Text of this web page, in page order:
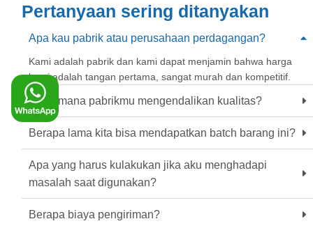
Pertanyaan sering ditanyakan
Apa kau pabrik atau perusahaan perdagangan?
Kami adalah pabrik dan kami dapat menjamin bahwa harga
kami adalah tangan pertama, sangat murah dan kompetitif.
Bagaimana pabrikmu mengendalikan kualitas?
Berapa lama kita bisa mendapatkan batch barang ini?
Apa yang harus kulakukan jika aku menghadapi
masalah saat digunakan?
Berapa biaya pengiriman?